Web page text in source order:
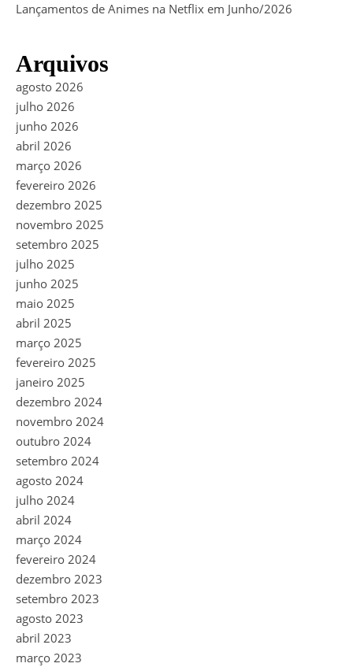
Lançamentos de Animes na Netflix em Junho/2026
Arquivos
agosto 2026
julho 2026
junho 2026
abril 2026
março 2026
fevereiro 2026
dezembro 2025
novembro 2025
setembro 2025
julho 2025
junho 2025
maio 2025
abril 2025
março 2025
fevereiro 2025
janeiro 2025
dezembro 2024
novembro 2024
outubro 2024
setembro 2024
agosto 2024
julho 2024
abril 2024
março 2024
fevereiro 2024
dezembro 2023
setembro 2023
agosto 2023
abril 2023
março 2023